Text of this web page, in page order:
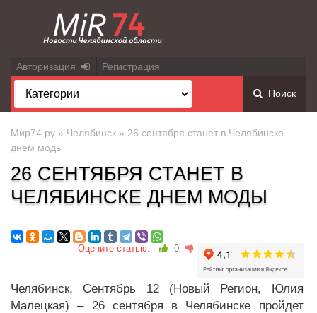
Авторизация Регистрация
Поиск
Мир74.ру » Челябинск » 26 сентября станет в Челябинске
днем моды
26 СЕНТЯБРЯ СТАНЕТ В
ЧЕЛЯБИНСКЕ ДНЕМ МОДЫ
Оцените статью: 0
Челябинск, Сентябрь 12 (Новый Регион, Юлия
Малецкая) – 26 сентября в Челябинске пройдет